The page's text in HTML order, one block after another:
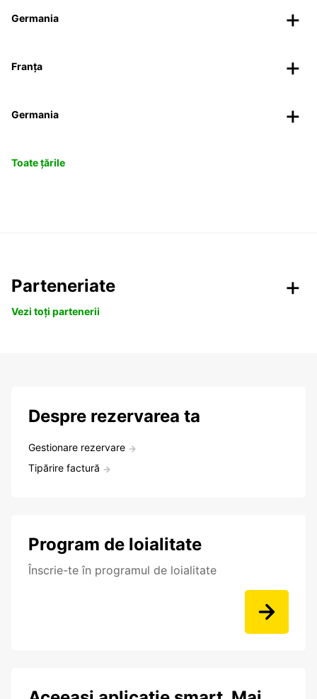
Germania
Franța
Germania
Toate țările
Parteneriate
Vezi toți partenerii
Despre rezervarea ta
Gestionare rezervare
Tipărire factură
Program de loialitate
Înscrie-te în programul de loialitate